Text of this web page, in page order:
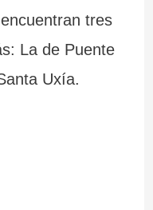
tres
La de Puente
Uxía.